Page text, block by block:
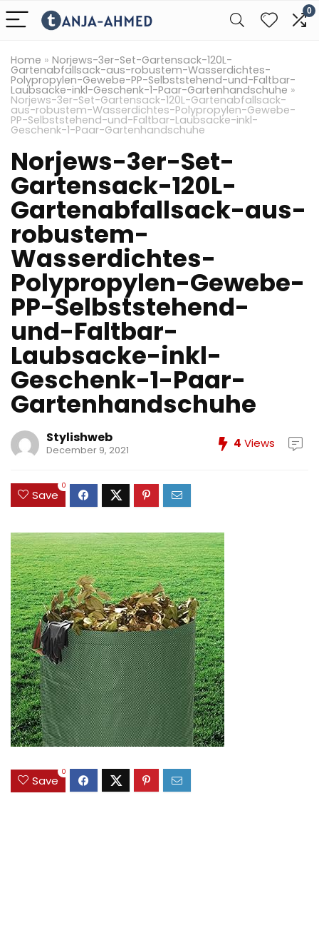
0
Home » Norjews-3er-Set-Gartensack-120L-
Gartenabfallsack-aus-robustem-Wasserdichtes-
Polypropylen-Gewebe-PP-Selbststehend-und-Faltbar-
Laubsacke-inkl-Geschenk-1-Paar-Gartenhandschuhe »
Norjews-3er-Set-Gartensack-120L-Gartenabfallsack-
aus-robustem-Wasserdichtes-Polypropylen-Gewebe-
PP-Selbststehend-und-Faltbar-Laubsacke-inkl-
Geschenk-1-Paar-Gartenhandschuhe
Norjews-3er-Set-
Gartensack-120L-
Gartenabfallsack-aus-
robustem-
Wasserdichtes-
Polypropylen-Gewebe-
PP-Selbststehend-
und-Faltbar-
Laubsacke-inkl-
Geschenk-1-Paar-
Gartenhandschuhe
Stylishweb
December 9, 2021 4 Views
Save
0
Save
0